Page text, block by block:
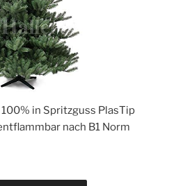
in Spritzguss PlasTip
nach B1 Norm